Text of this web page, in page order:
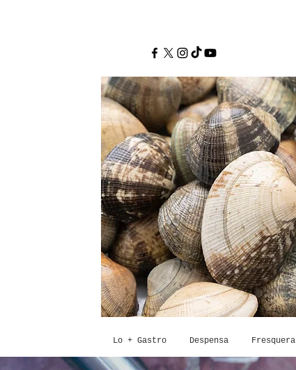
Lo + Gastro Despensa Fresquera